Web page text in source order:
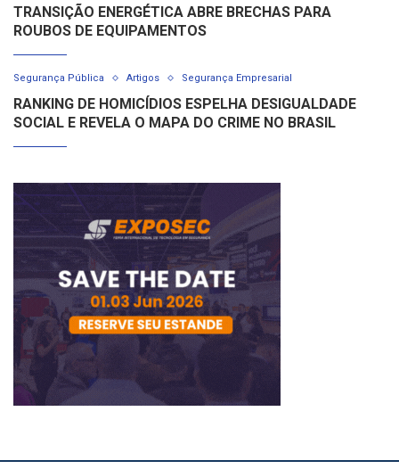
TRANSIÇÃO ENERGÉTICA ABRE BRECHAS PARA
ROUBOS DE EQUIPAMENTOS
Segurança Pública Artigos Segurança Empresarial
RANKING DE HOMICÍDIOS ESPELHA DESIGUALDADE
SOCIAL E REVELA O MAPA DO CRIME NO BRASIL